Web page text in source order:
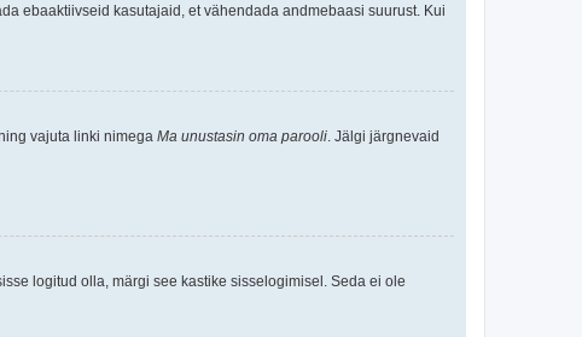
ebaaktiivseid kasutajaid, et vähendada andmebaasi suurust. Kui
vajuta linki nimega Ma unustasin oma parooli . Jälgi järgnevaid
logitud olla, märgi see kastike sisselogimisel. Seda ei ole